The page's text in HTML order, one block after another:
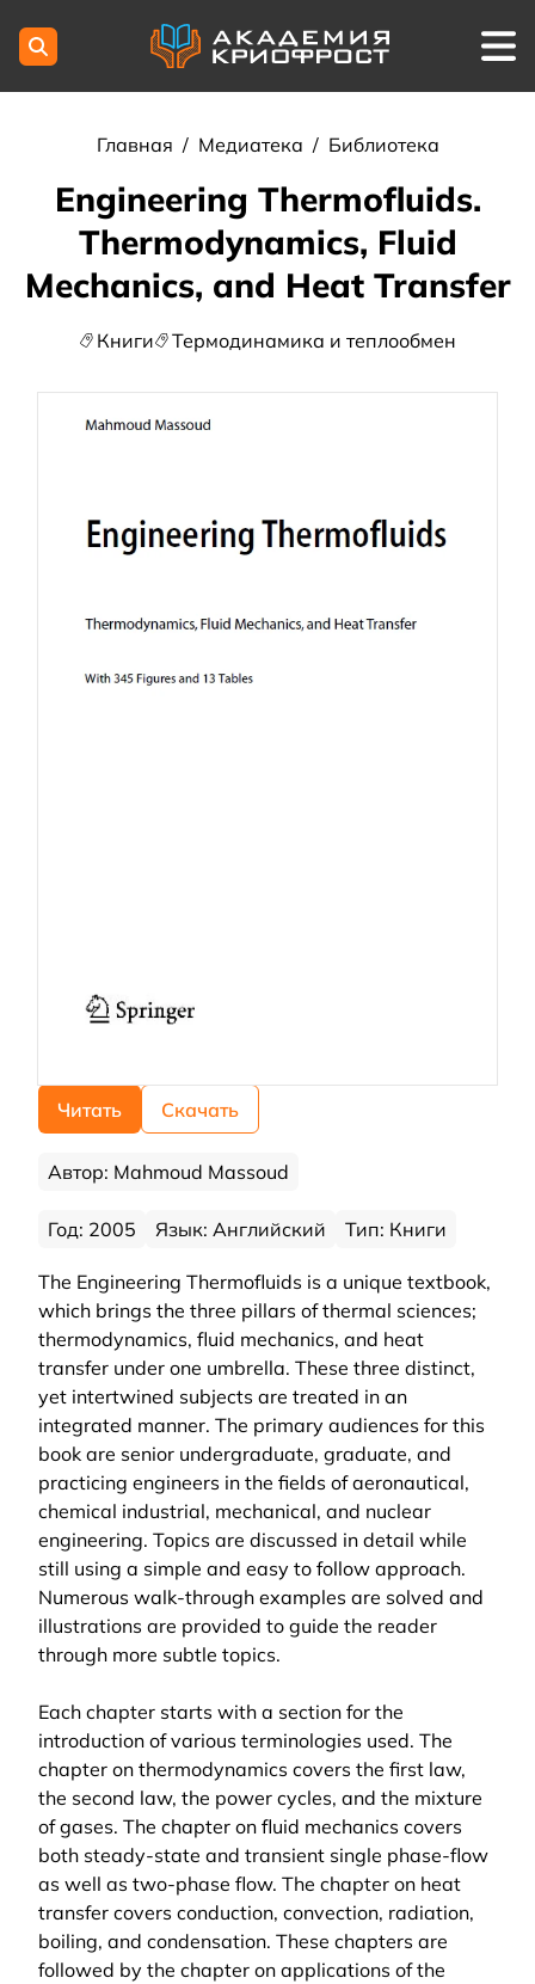
Главная / Медиатека / Библиотека
Engineering Thermofluids.
Thermodynamics, Fluid
Mechanics, and Heat Transfer
Книги Термодинамика и теплообмен
Читать Скачать
Автор: Mahmoud Massoud
Год: 2005 Язык: Английский Тип: Книги
The Engineering Thermofluids is a unique textbook,
which brings the three pillars of thermal sciences;
thermodynamics, fluid mechanics, and heat
transfer under one umbrella. These three distinct,
yet intertwined subjects are treated in an
integrated manner. The primary audiences for this
book are senior undergraduate, graduate, and
practicing engineers in the fields of aeronautical,
chemical industrial, mechanical, and nuclear
engineering. Topics are discussed in detail while
still using a simple and easy to follow approach.
Numerous walk-through examples are solved and
illustrations are provided to guide the reader
through more subtle topics.
Each chapter starts with a section for the
introduction of various terminologies used. The
chapter on thermodynamics covers the first law,
the second law, the power cycles, and the mixture
of gases. The chapter on fluid mechanics covers
both steady-state and transient single phase-flow
as well as two-phase flow. The chapter on heat
transfer covers conduction, convection, radiation,
boiling, and condensation. These chapters are
followed by the chapter on applications of the